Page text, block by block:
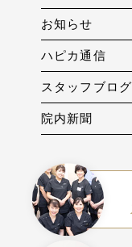
お知らせ
ハピカ通信
スタッフブログ
院内新聞